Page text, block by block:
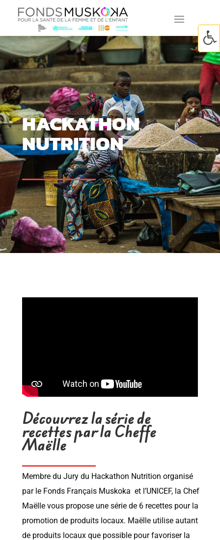
HACKATHON
NUTRITION
Découvrez la série de
recettes par la Cheffe
Maëlle
Membre du Jury du Hackathon Nutrition organisé
par le Fonds Français Muskoka et l’UNICEF,la Chef
Maëllevous propose une série de 6 recettes pour la
promotion de produits locaux. Maëlle utilise autant
de produits locaux que possible pour favoriser la